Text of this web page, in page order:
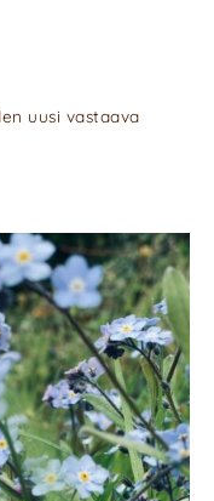
uusi vastaava